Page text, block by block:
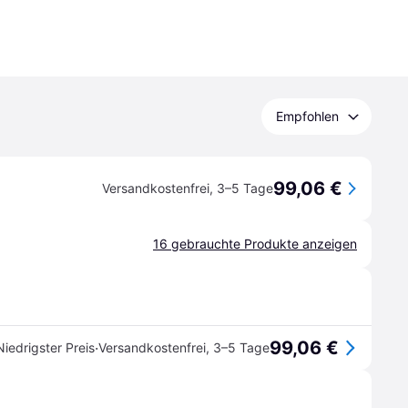
Empfohlen
Versandkostenfrei, 3–5 Tage99,06 €
16 gebrauchte Produkte anzeigen
Preis·Versandkostenfrei, 3–5 Tage99,06 €